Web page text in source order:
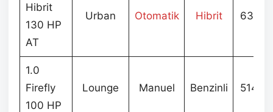
Hibrit
130 HP
AT
Urban Otomatik Hibrit
1.0
Firefly
100 HP
Lounge Manuel Benzinli